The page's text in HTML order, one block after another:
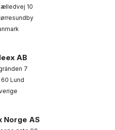
10
AB
7
60 Lund
Norge AS